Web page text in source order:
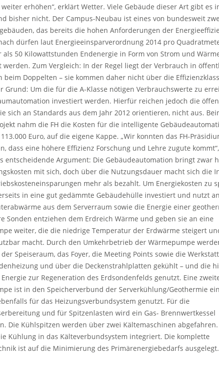
erhöhen“, erklärt Wetter. Viele Gebäude dieser Art gibt es
bisher nicht. Der Campus-Neubau ist eines von bundesweit
das bereits die hohen Anforderungen der
dürfen laut Energieeinsparverordnung 2014 pro
50 Kilowattstunden Endenergie in Form von Strom und
werden. Zum Vergleich: In der Regel liegt der Verbrauch in
beim Doppelten – sie kommen daher nicht über die
Grund: Um die für die A-Klasse nötigen Verbrauchswerte zu
investiert werden. Hierfür reichen jedoch die
sich an Standards aus dem Jahr 2012 orientieren, nicht aus.
nahm die FH die Kosten für die intelligente
Euro, auf die eigene Kappe. „Wir konnten das FH-
dass eine höhere Effizienz Forschung und Lehre zugute
entscheidende Argument: Die Gebäudeautomation bringt zwar
mit sich, doch über die Nutzungsdauer macht sich die
mehr als bezahlt. Um Energiekosten zu
in eine gut gedämmte Gebäudehülle investiert und nutzt
aus dem Serverraum sowie die Energie einer
Sonden entziehen dem Erdreich Wärme und geben sie an eine
weiter, die die niedrige Temperatur der Erdwärme steigert
macht. Durch den Umkehrbetrieb der Wärmepumpe
Speiseraum, das Foyer, die Meeting Points sowie die
und über die Deckenstrahlplatten gekühlt – und die
zur Regeneration des Erdsondenfelds genutzt. Eine
ist in den Speicherverbund der Serverkühlung/Geothermie
für das Heizungsverbundsystem genutzt. Für die
und für Spitzenlasten wird ein Gas- Brennwertkessel
Die Kühlspitzen werden über zwei Kältemaschinen
Kühlung in das Kälteverbundsystem integriert. Die komplette
ist auf die Minimierung des Primärenergiebedarfs ausgelegt.